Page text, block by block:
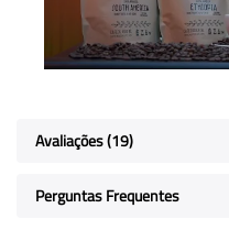
Avaliações 19
Perguntas Frequentes